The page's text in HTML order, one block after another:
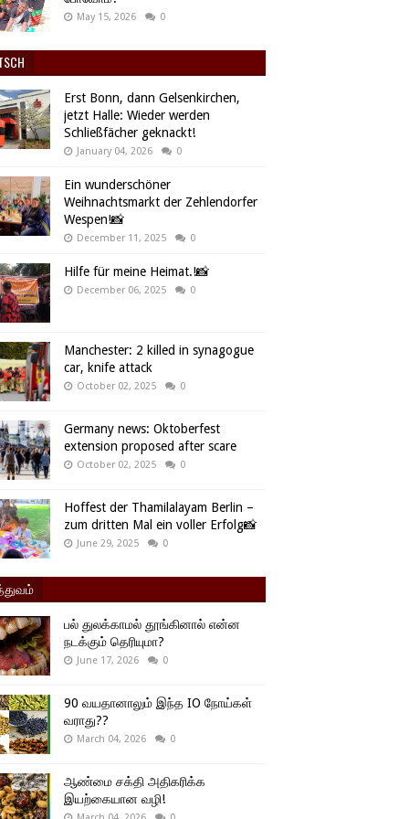
May 15, 2026 0
Erst Bonn, dann Gelsenkirchen,
jetzt Halle: Wieder werden
Schließfächer geknackt!
January 04, 2026 0
Ein wunderschöner
Weihnachtsmarkt der Zehlendorfer
Wespen!📸
December 11, 2025 0
Hilfe für meine Heimat.!📸
December 06, 2025 0
Manchester: 2 killed in synagogue
car, knife attack
October 02, 2025 0
Germany news: Oktoberfest
extension proposed after scare
October 02, 2025 0
Hoffest der Thamilalayam Berlin –
zum dritten Mal ein voller Erfolg📸
June 29, 2025 0
பல் துலக்காமல் தூங்கினால் என்ன
நடக்கும் தெரியுமா?
June 17, 2026 0
90 வயதானாலும் இந்த IO நோய்கள்
வராது??
March 04, 2026 0
ஆண்மை சக்தி அதிகரிக்க
இயற்கையான வழி!